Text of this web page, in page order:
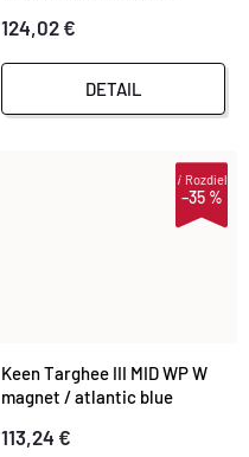
124,02 €
DETAIL
–35 %
iRozdiel
Keen Targhee III MID WP W
magnet / atlantic blue
113,24 €